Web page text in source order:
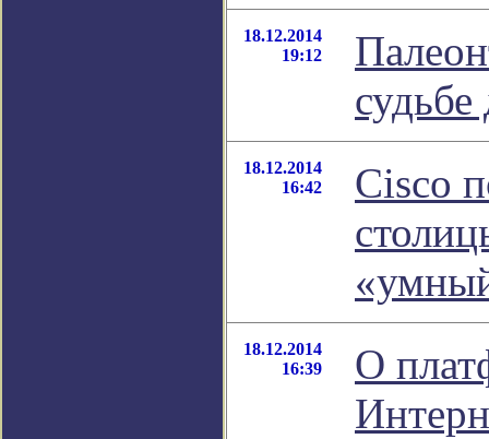
18.12.2014
19:12
18.12.2014
16:42
Cisco
18.12.2014
16:39
О